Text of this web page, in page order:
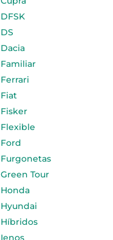
DFSK
DS
Dacia
Familiar
Ferrari
Fiat
Fisker
Flexible
Ford
Furgonetas
Green Tour
Honda
Hyundai
Híbridos
Ienos